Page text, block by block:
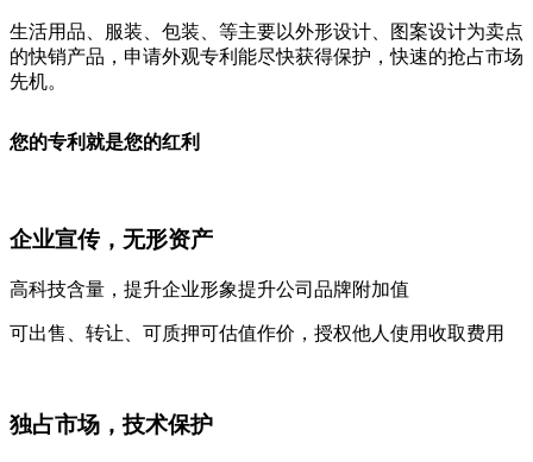
生活用品、服装、包装、等主要以外形设计、图案设计为卖点
的快销产品，申请外观专利能尽快获得保护，快速的抢占市场
先机。
您的专利就是您的红利
企业宣传，无形资产
高科技含量，提升企业形象提升公司品牌附加值
可出售、转让、可质押可估值作价，授权他人使用收取费用
独占市场，技术保护